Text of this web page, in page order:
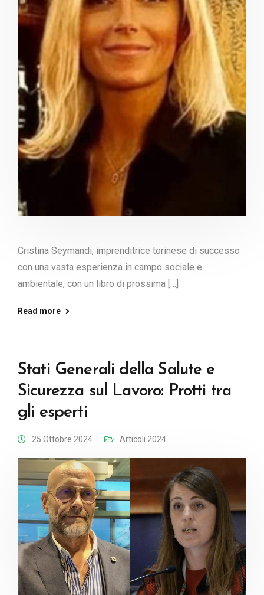
Cristina Seymandi, imprenditrice torinese di successo
con una vasta esperienza in campo sociale e
ambientale, con un libro di prossima […]
Read more
Stati Generali della Salute e
Sicurezza sul Lavoro: Protti tra
gli esperti
25 Ottobre 2024 Articoli 2024